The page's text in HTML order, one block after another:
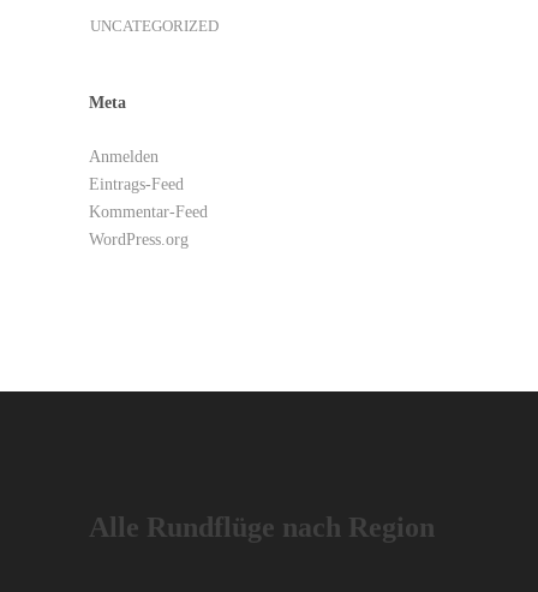
UNCATEGORIZED
Meta
Anmelden
Eintrags-Feed
Kommentar-Feed
WordPress.org
Alle Rundflüge nach Region